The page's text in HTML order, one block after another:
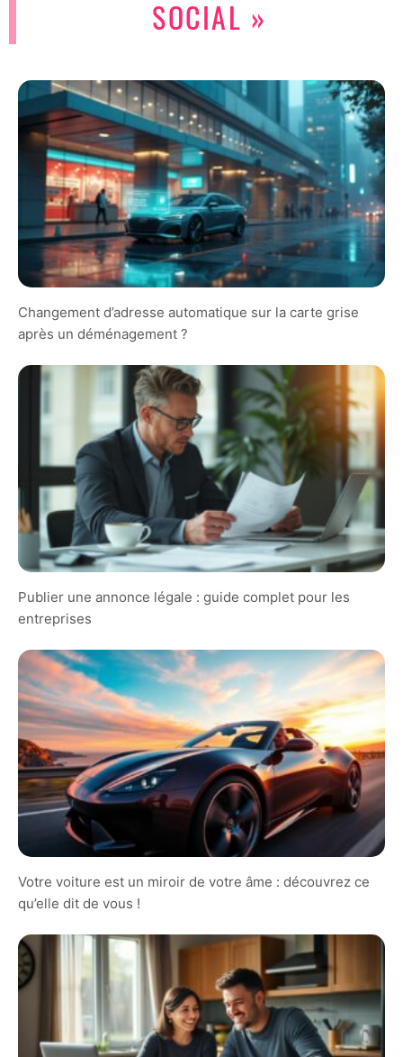
SOCIAL »
Changement d’adresse automatique sur la carte grise
après un déménagement ?
Publier une annonce légale : guide complet pour les
entreprises
Votre voiture est un miroir de votre âme : découvrez ce
qu’elle dit de vous !